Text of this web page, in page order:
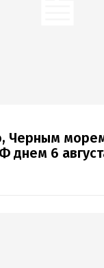
Черным
днем 6